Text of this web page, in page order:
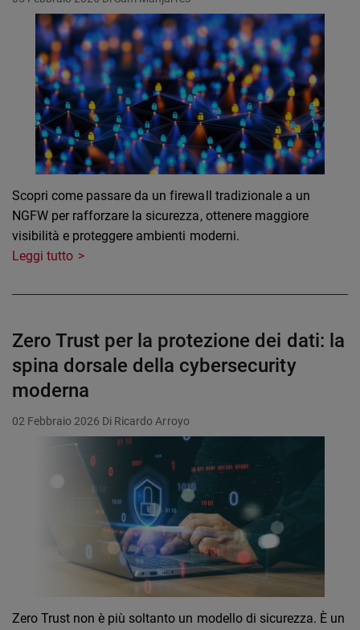
Scopri come passare da un firewall tradizionale a un
NGFW per rafforzare la sicurezza, ottenere maggiore
visibilità e proteggere ambienti moderni.
Leggi tutto
Zero Trust per la protezione dei dati: la
spina dorsale della cybersecurity
moderna
02 Febbraio 2026 Di Ricardo Arroyo
Zero Trust non è più soltanto un modello di sicurezza. È un